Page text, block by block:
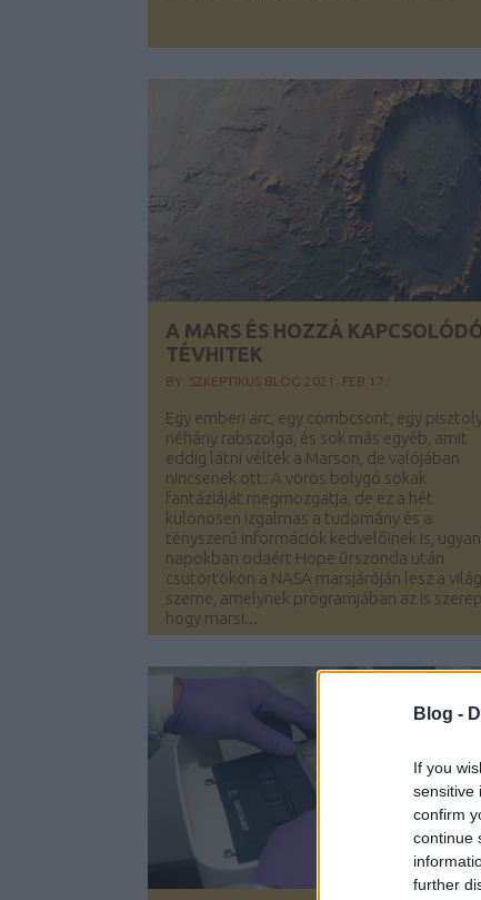
Blog -
If you
sensitive
confirm
continue
further
A MARS ÉS HOZZÁ
TÉVHITEK
BY: SZKEPTIKUS BLOG 2021. FEB 17.
Egy emberi arc, egy combcsont, egy
néhány rabszolga, és sok más egyéb, amit
eddig látni véltek a Marson, de valójában
nincsenek ott. A vörös bolygó sokak
fantáziáját megmozgatja, de ez a hét
különösen izgalmas a tudomány és a
tényszerű információk kedvelőinek is,
napokban odaért Hope űrszonda után
csütörtökön a NASA marsjáróján lesz a világ
szeme, amelynek programjában az is
hogy marsi...